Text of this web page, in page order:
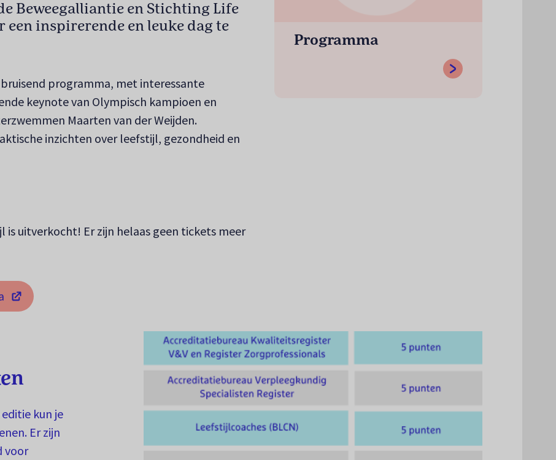
Beweegalliantie en Stichting Life
een inspirerende en leuke dag te
programma, met interessante
keynote van Olympisch kampioen en
Maarten van der Weijden.
inzichten over leefstijl, gezondheid en
is uitverkocht! Er zijn helaas geen tickets meer
Programma
kun je
Er zijn
voor